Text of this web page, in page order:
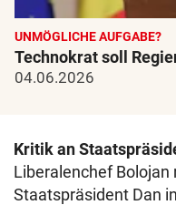
UNMÖGLICHE AUFGABE?
Technokrat soll
04.06.2026
Kritik an
Liberalenchef
Staatspräsident Dan